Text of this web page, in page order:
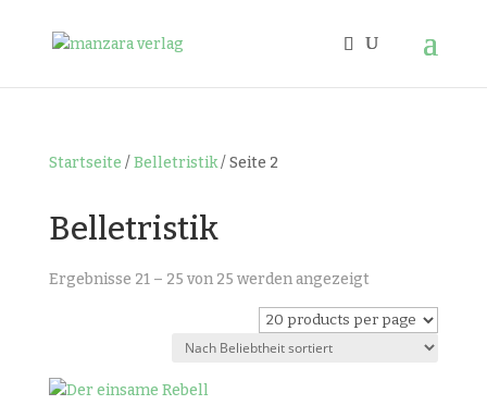
Startseite / Belletristik/ Seite 2
Belletristik
Ergebnisse 21 – 25 von 25 werden angezeigtNach
Beliebtheit
sortiert